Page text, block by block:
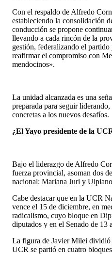
Con el respaldo de Alfredo
estableciendo la consolidación
conducción se propone
llevando a cada rincón de la
gestión, federalizando el
reafirmar el compromiso con
mendocinos».
La unidad alcanzada es una
preparada para seguir
concretas a los nuevos desafíos.
¿El Yayo presidente de la
Bajo el liderazgo de Alfredo
fuerza provincial, asoman dos
nacional: Mariana Juri y
Cabe destacar que en la UCR
vence el 15 de diciembre, en
radicalismo, cuyo bloque en
diputados y en el Senado de 13
La figura de Javier Milei dividió
UCR se partió en cuatro